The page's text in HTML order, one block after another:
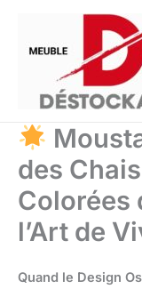
contenu
des
Colorées
l’Art de
Quand le Design